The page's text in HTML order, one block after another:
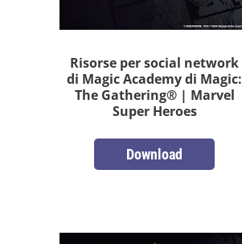
Risorse per social network
di Magic Academy di Magic:
The Gathering® | Marvel
Super Heroes
Download